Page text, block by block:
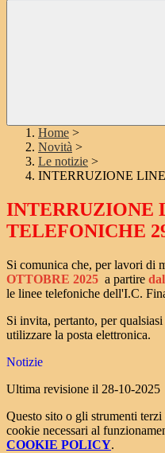
Home >
Novità >
Le notizie >
INTERRUZIONE
INTERRUZIONE
TELEFONICHE
Si comunica che, per lavori di
OTTOBRE 2025 a partire
le linee telefoniche dell'I.C.
Si invita, pertanto, per
utilizzare la posta elettronica.
Notizie
Ultima revisione il 28-10-2025
Questo sito o gli strumenti
cookie necessari al
COOKIE POLICY.